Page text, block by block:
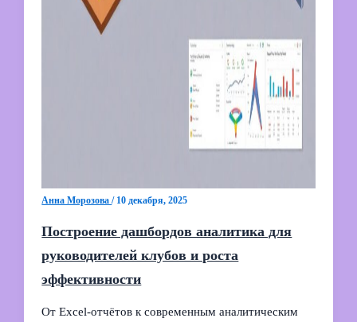
Анна Морозова/ 10 декабря, 2025
Построение дашбордов аналитика для
руководителей клубов и роста
эффективности
От Excel-отчётов к современным аналитическим